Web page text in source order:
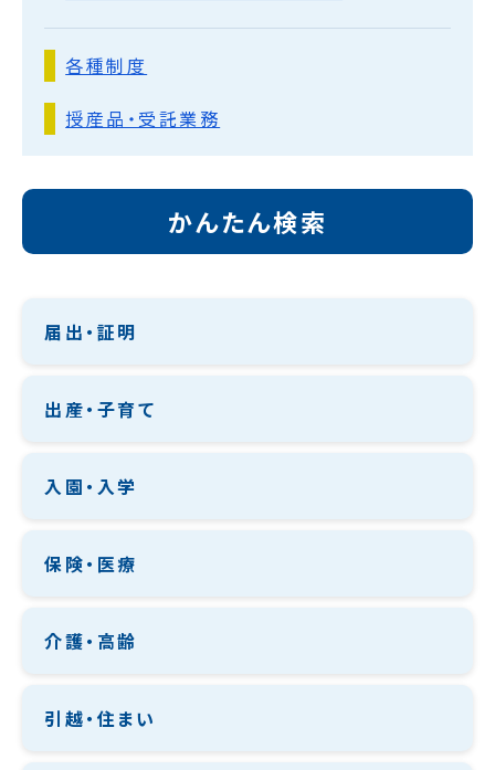
各種制度
授産品・受託業務
かんたん検索
届出・証明
出産・子育て
入園・入学
保険・医療
介護・高齢
引越・住まい